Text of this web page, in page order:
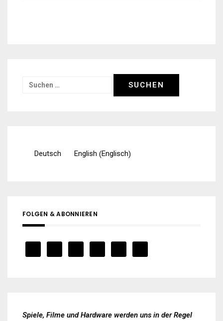
Suchen
Deutsch English (Englisch)
FOLGEN & ABONNIEREN
Spiele, Filme und Hardware werden uns in der Regel